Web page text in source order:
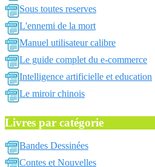
Sous toutes reserves
L'ennemi de la mort
Manuel utilisateur calibre
Le guide complet du e-commerce
Intelligence artificielle et education
Le miroir chinois
Livres par catégorie
Bandes Dessinées
Contes et Nouvelles